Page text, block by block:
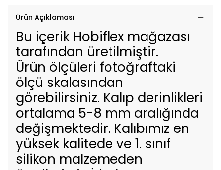
Ürün Açıklaması
Bu içerik Hobiflex mağazası
tarafından üretilmiştir.
Ürün ölçüleri fotoğraftaki
ölçü skalasından
görebilirsiniz. Kalıp derinlikleri
ortalama 5-8 mm aralığında
değişmektedir. Kalıbımız en
yüksek kalitede ve 1. sınıf
silikon malzemeden